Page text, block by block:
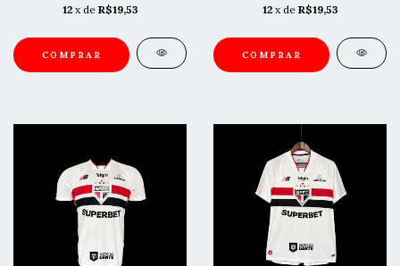
12 x de R$19,53
COMPRAR
12 x de R$19,53
COMPRAR